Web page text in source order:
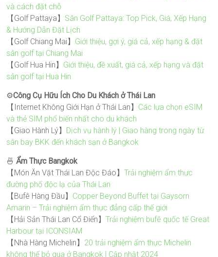
và cách đặt chỗ
【Golf Pattaya】 Sân Golf Pattaya: Top Pick, Giá, Xếp Hạng
& Hướng Dẫn Đặt Lịch
【Golf Chiang Mai】 Giới thiệu, gợi ý, giá cả, xếp hạng & đặt
sân golf tại Chiang Mai
【Golf Hua Hin】 Giới thiệu, đề xuất, giá cả, xếp hạng và đặt
sân golf tại Hua Hin
⚙️Công Cụ Hữu Ích Cho Du Khách ở Thái Lan
【Internet Không Giới Hạn ở Thái Lan】 Các lựa chọn eSIM
và thẻ SIM phổ biến nhất cho du khách
【Giao Hành Lý】 Dịch vụ hành lý | Giao hàng trong ngày từ
sân bay BKK đến khách sạn ở Bangkok
🍜Ẩm Thực Bangkok
【Món Ăn Vặt Thái Lan Độc Đáo】Trải nghiệm ẩm thực
đường phố độc lạ của Thái Lan
【Bufê Hàng Đầu】 Copper Beyond Buffet tại Gaysorn
Amarin – Trải nghiệm ẩm thực đẳng cấp thế giới
【Hải Sản Thái Lan Cổ Điển】Trải nghiệm bufê quốc tế Great
Harbour tại ICONSIAM
【Nhà Hàng Michelin】 20 trải nghiệm ẩm thực Michelin
không thể bỏ qua ở Bangkok | Cập nhật 2024